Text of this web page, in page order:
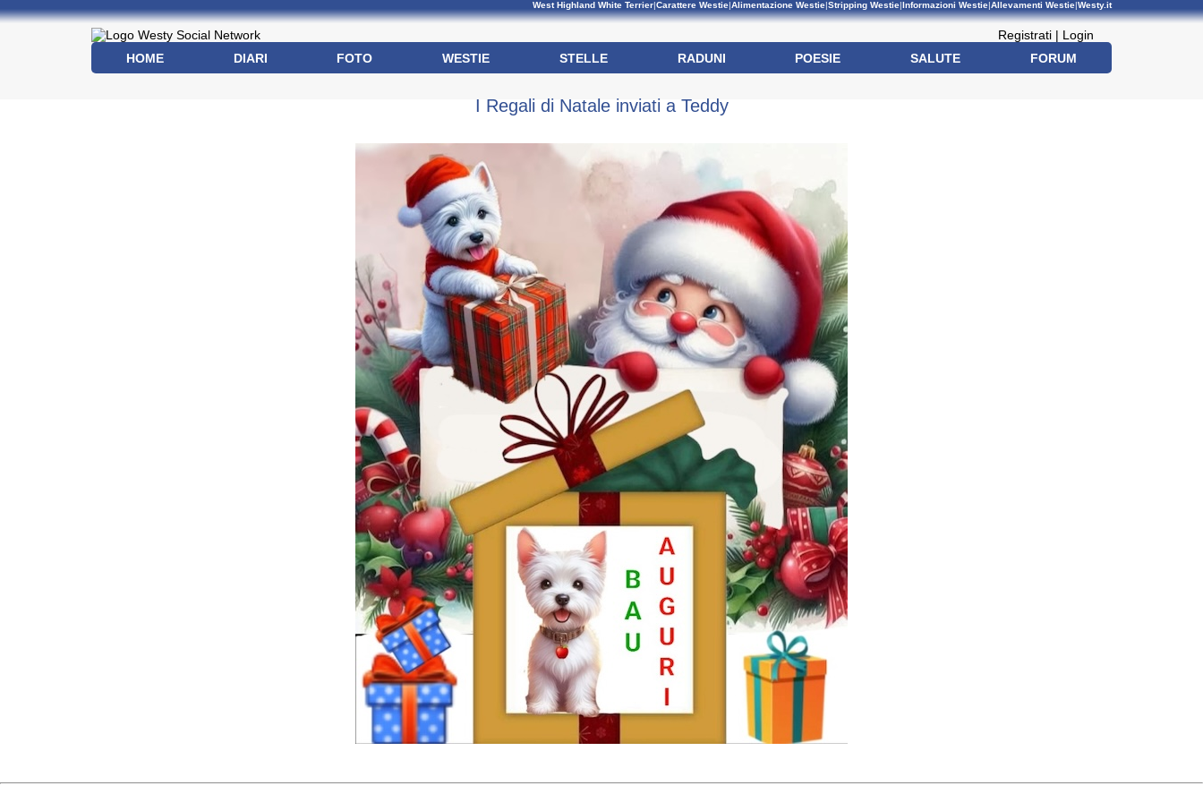
West Highland White Terrier|Carattere Westie|Alimentazione Westie|Stripping Westie|Informazioni Westie|Allevamenti Westie|Westy.it
Registrati | Login
HOME
DIARI FOTO WESTIE STELLE RADUNI POESIE SALUTE FORUM
I Regali di Natale inviati a Teddy